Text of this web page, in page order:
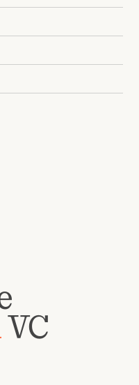
VC